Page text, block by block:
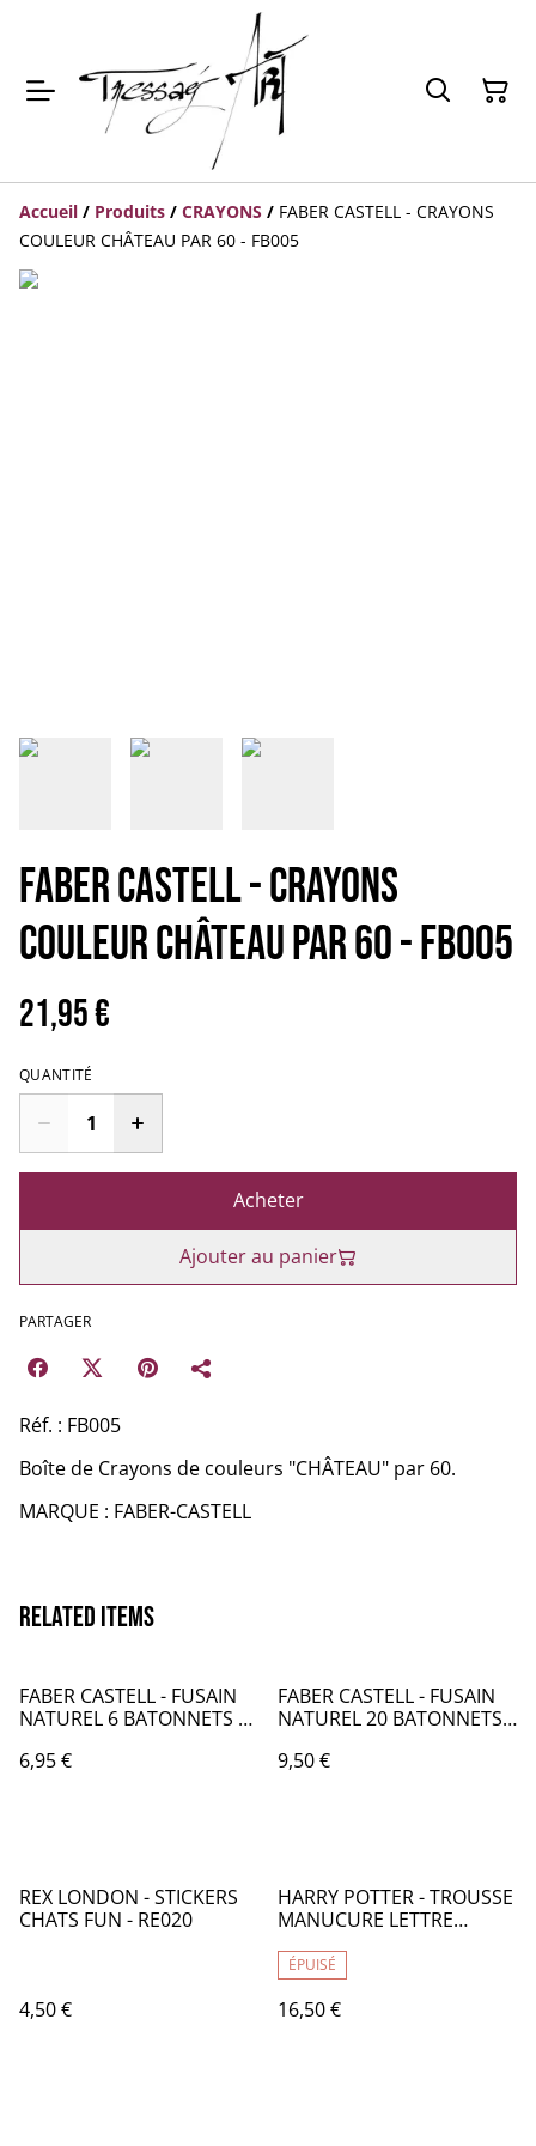
Accueil / Produits / CRAYONS / FABER CASTELL - CRAYONS
COULEUR CHÂTEAU PAR 60 - FB005
FABER CASTELL - CRAYONS
COULEUR CHÂTEAU PAR 60 - FB005
21,95 €
QUANTITÉ
Acheter
Ajouter au panier
PARTAGER
Réf. : FB005
Boîte de Crayons de couleurs "CHÂTEAU" par 60.
MARQUE : FABER-CASTELL
Related items
FABER CASTELL - FUSAIN
NATUREL 6 BATONNETS 6-
6,95 €
FABER CASTELL - FUSAIN
NATUREL 20 BATONNETS
9,50 €
REX LONDON - STICKERS
CHATS FUN - RE020
4,50 €
HARRY POTTER - TROUSSE
MANUCURE LETTRE
ÉPUISÉ
16,50 €